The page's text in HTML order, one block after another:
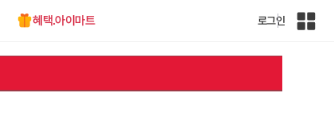
혜택.아이마트 로그인
인